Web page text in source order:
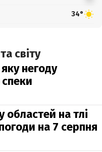
34°
світу
негоду
спеки
на тлі
на 7 серпня